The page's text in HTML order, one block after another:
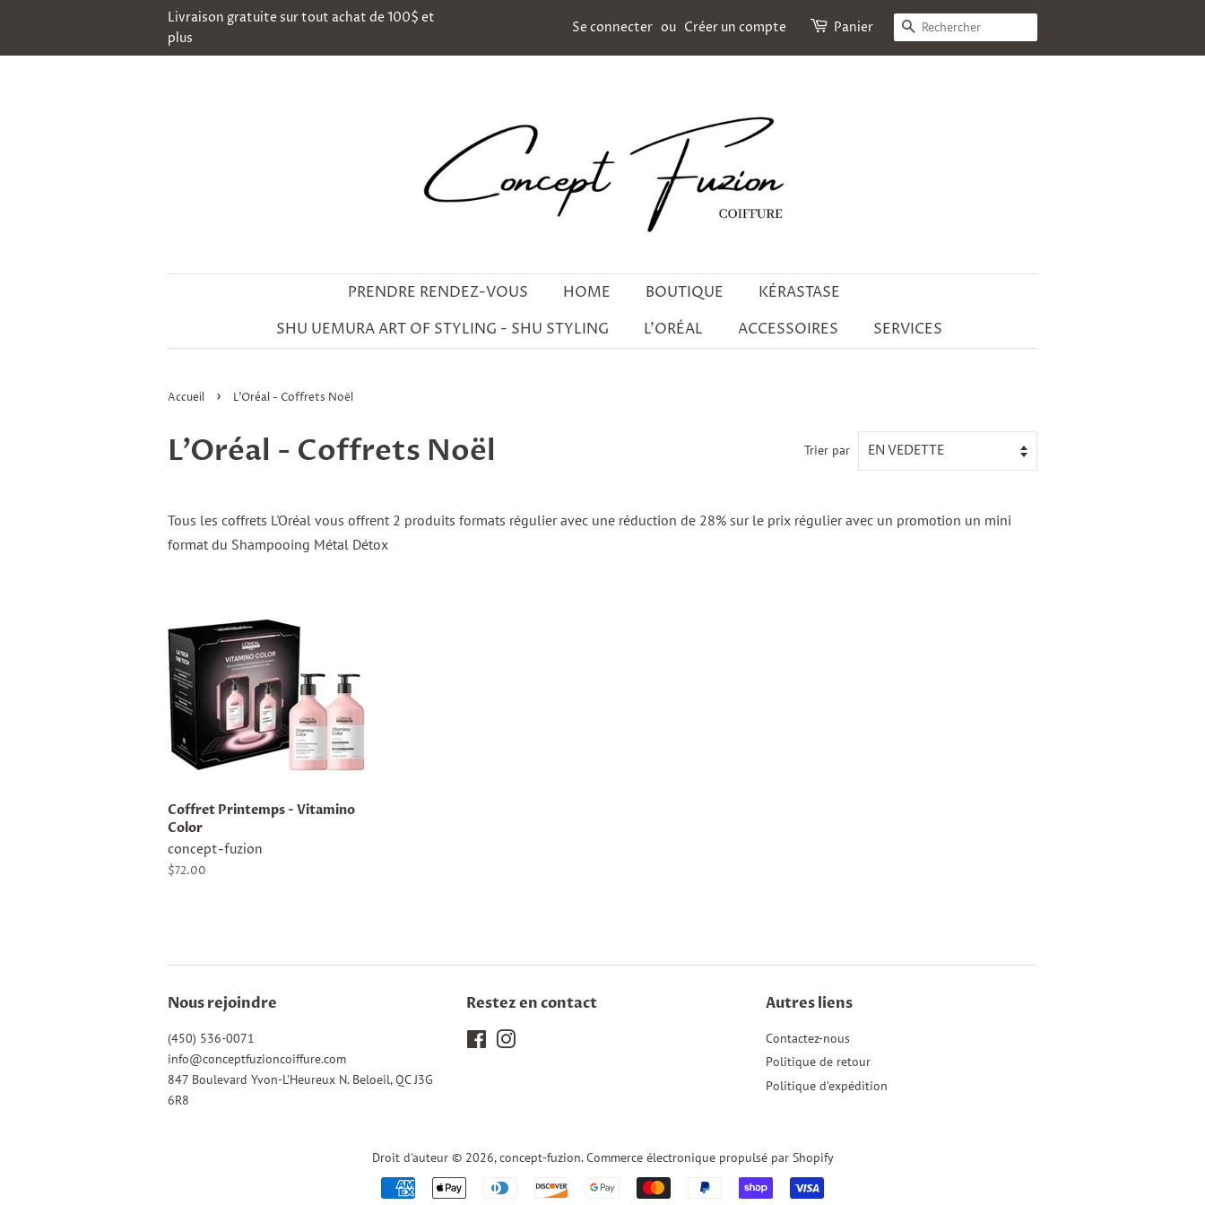
Livraison gratuite sur tout achat de 100$ et
plus
Se connecter ou Créer un compte Panier RECHERCHE
PRENDRE RENDEZ-VOUS HOME BOUTIQUE
KÉRASTASE
SHU UEMURA ART OF STYLING - SHU STYLING
L'ORÉAL ACCESSOIRES SERVICES
Accueil › L'Oréal - Coffrets Noël
L'Oréal - Coffrets Noël Trier par
Tous les coffrets L'Oréal vous offrent 2 produits formats régulier avec une réduction de 28% sur le prix régulier avec un promotion un mini
format du Shampooing Métal Détox
Coffret Printemps - Vitamino
Color
concept-fuzion
Prix
$72.00
Nous rejoindre
(450) 536-0071
info@conceptfuzioncoiffure.com
847 Boulevard Yvon-L'Heureux N. Beloeil, QC J3G
6R8
Restez en contact
Facebook
Autres liens
Contactez-nous
Politique de retour
Politique d'expédition
Droit d'auteur © 2026,concept-fuzion.Commerce électronique propulsé par Shopify
Icônes